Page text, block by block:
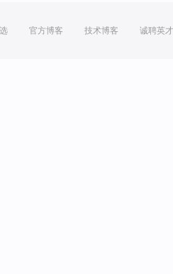
官方博客 技术博客 诚聘英才